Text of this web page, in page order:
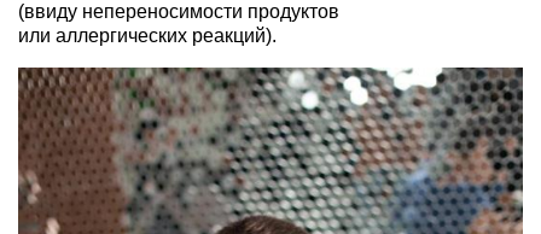
(ввиду непереносимости продуктов
или аллергических реакций).